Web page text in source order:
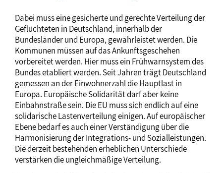
Dabei muss eine gesicherte und gerechte Verteilung der
Geflüchteten in Deutschland, innerhalb der
Bundesländer und Europa, gewährleistet werden. Die
Kommunen müssen auf das Ankunftsgeschehen
vorbereitet werden. Hier muss ein Frühwarnsystem des
Bundes etabliert werden. Seit Jahren trägt Deutschland
gemessen an der Einwohnerzahl die Hauptlast in
Europa. Europäische Solidarität darf aber keine
Einbahnstraße sein. Die EU muss sich endlich auf eine
solidarische Lastenverteilung einigen. Auf europäischer
Ebene bedarf es auch einer Verständigung über die
Harmonisierung der Integrations- und Sozialleistungen.
Die derzeit bestehenden erheblichen Unterschiede
verstärken die ungleichmäßige Verteilung.